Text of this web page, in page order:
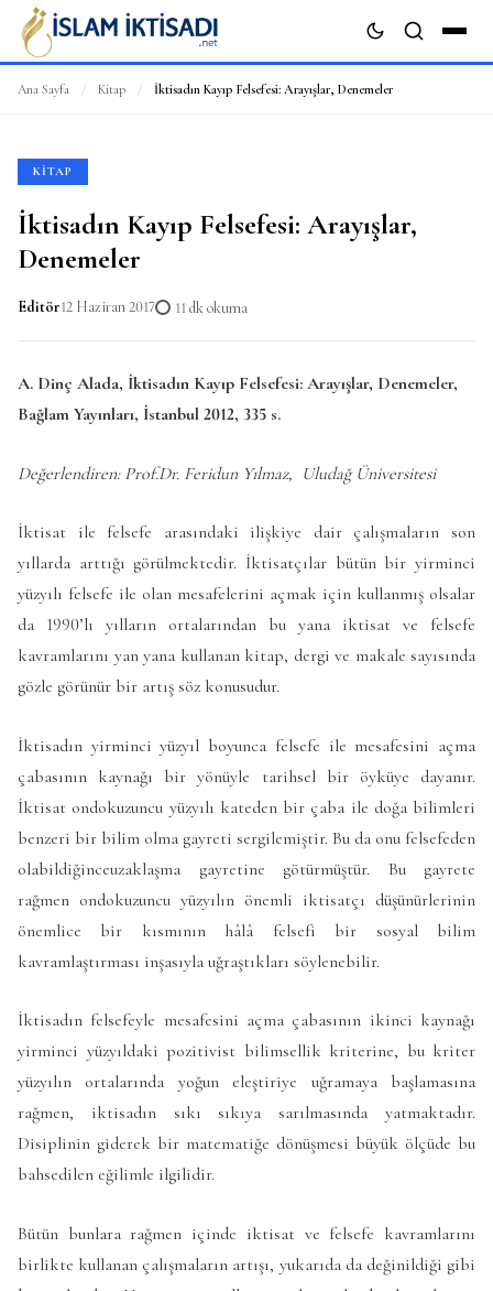
Ana Sayfa / Kitap / İktisadın Kayıp Felsefesi: Arayışlar, Denemeler
KITAP
İktisadın Kayıp Felsefesi: Arayışlar,
Denemeler
Editör12 Haziran 2017 11 dk okuma
A. Dinç Alada, İktisadın Kayıp Felsefesi: Arayışlar, Denemeler,
Bağlam Yayınları, İstanbul 2012, 335 s.
Değerlendiren: Prof.Dr. Feridun Yılmaz, Uludağ Üniversitesi
İktisat ile felsefe arasındaki ilişkiye dair çalışmaların son
yıllarda arttığı görülmektedir. İktisatçılar bütün bir yirminci
yüzyılı felsefe ile olan mesafelerini açmak için kullanmış olsalar
da 1990’lı yılların ortalarından bu yana iktisat ve felsefe
kavramlarını yan yana kullanan kitap, dergi ve makale sayısında
gözle görünür bir artış söz konusudur.
İktisadın yirminci yüzyıl boyunca felsefe ile mesafesini açma
çabasının kaynağı bir yönüyle tarihsel bir öyküye dayanır.
İktisat ondokuzuncu yüzyılı kateden bir çaba ile doğa bilimleri
benzeri bir bilim olma gayreti sergilemiştir. Bu da onu felsefeden
olabildiğinceuzaklaşma gayretine götürmüştür. Bu gayrete
rağmen ondokuzuncu yüzyılın önemli iktisatçı düşünürlerinin
önemlice bir kısmının hâlâ felsefi bir sosyal bilim
kavramlaştırması inşasıyla uğraştıkları söylenebilir.
İktisadın felsefeyle mesafesini açma çabasının ikinci kaynağı
yirminci yüzyıldaki pozitivist bilimsellik kriterine, bu kriter
yüzyılın ortalarında yoğun eleştiriye uğramaya başlamasına
rağmen, iktisadın sıkı sıkıya sarılmasında yatmaktadır.
Disiplinin giderek bir matematiğe dönüşmesi büyük ölçüde bu
bahsedilen eğilimle ilgilidir.
Bütün bunlara rağmen içinde iktisat ve felsefe kavramlarını
birlikte kullanan çalışmaların artışı, yukarıda da değinildiği gibi